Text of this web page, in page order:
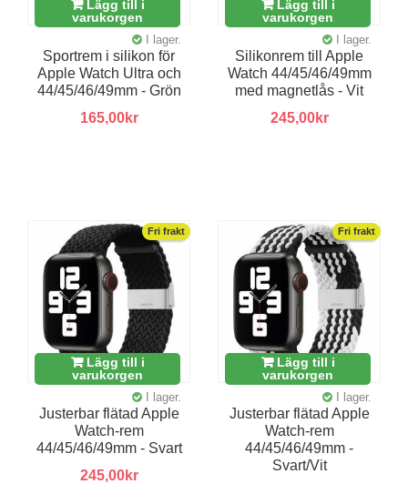
Lägg till i
varukorgen
I lager.
Sportrem i silikon för
Apple Watch Ultra och
44/45/46/49mm - Grön
165,00kr
Lägg till i
varukorgen
I lager.
Silikonrem till Apple
Watch 44/45/46/49mm
med magnetlås - Vit
245,00kr
Fri frakt
Lägg till i
varukorgen
I lager.
Justerbar flätad Apple
Watch-rem
44/45/46/49mm - Svart
245,00kr
Fri frakt
Lägg till i
varukorgen
I lager.
Justerbar flätad Apple
Watch-rem
44/45/46/49mm -
Svart/Vit